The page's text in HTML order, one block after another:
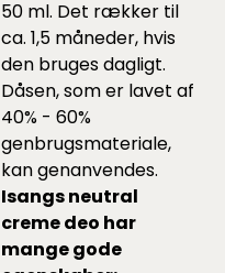
50 ml. Det rækker til
ca. 1,5 måneder, hvis
den bruges dagligt.
Dåsen, som er lavet af
40% - 60%
genbrugsmateriale,
kan genanvendes.
Isangs neutral
creme deo har
mange gode